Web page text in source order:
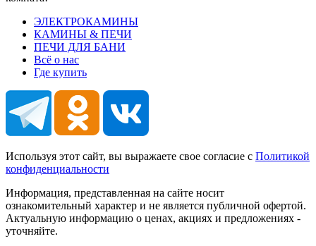
ЭЛЕКТРОКАМИНЫ
КАМИНЫ & ПЕЧИ
ПЕЧИ ДЛЯ БАНИ
Всё о нас
Где купить
Используя этот сайт, вы выражаете свое согласие с Политикой
конфиденциальности
Информация, представленная на сайте носит
ознакомительный характер и не является публичной офертой.
Актуальную информацию о ценах, акциях и предложениях -
уточняйте.